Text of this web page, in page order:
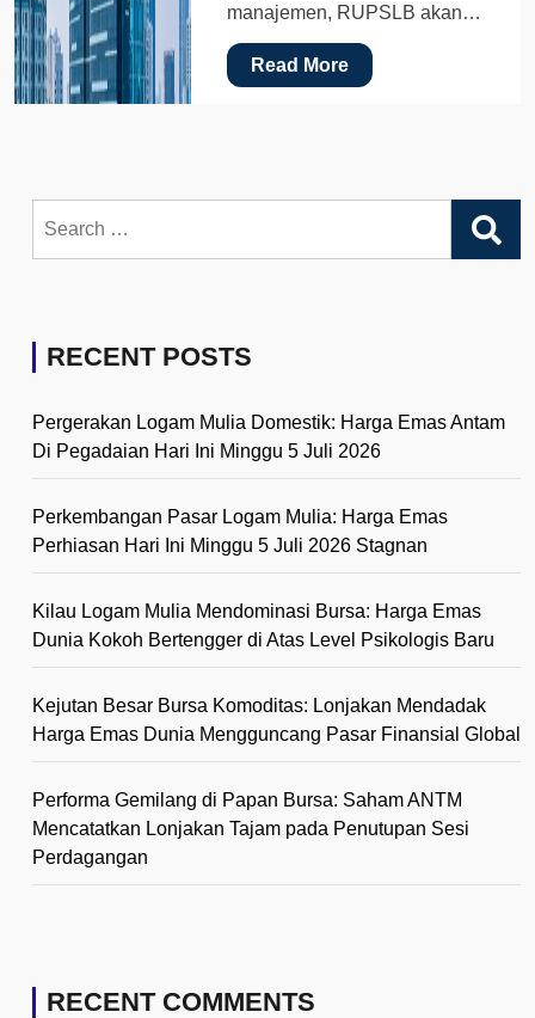
manajemen, RUPSLB akan…
Read More
for:
RECENT POSTS
Pergerakan Logam Mulia Domestik: Harga Emas Antam
Di Pegadaian Hari Ini Minggu 5 Juli 2026
Perkembangan Pasar Logam Mulia: Harga Emas
Perhiasan Hari Ini Minggu 5 Juli 2026 Stagnan
Kilau Logam Mulia Mendominasi Bursa: Harga Emas
Dunia Kokoh Bertengger di Atas Level Psikologis Baru
Kejutan Besar Bursa Komoditas: Lonjakan Mendadak
Harga Emas Dunia Mengguncang Pasar Finansial Global
Performa Gemilang di Papan Bursa: Saham ANTM
Mencatatkan Lonjakan Tajam pada Penutupan Sesi
Perdagangan
RECENT COMMENTS